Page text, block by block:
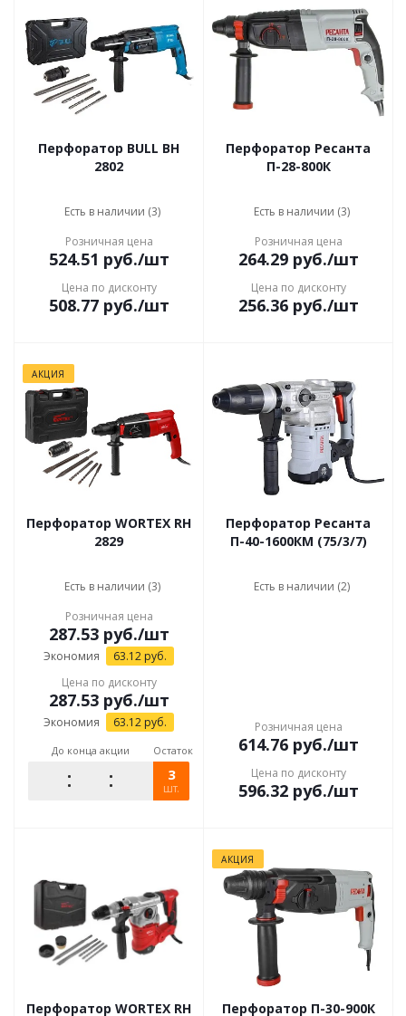
Перфоратор BULL BH
2802
Есть в наличии (3)
Розничная цена
524.51 руб./шт
Цена по дисконту
508.77руб./шт
Перфоратор Ресанта
П-28-800К
Есть в наличии (3)
Розничная цена
264.29руб./шт
Цена по дисконту
256.36руб./шт
АКЦИЯ
Перфоратор WORTEX RH
2829
Есть в наличии (3)
Розничная цена
287.53руб./шт
Экономия 63.12 руб.
Цена по дисконту
287.53руб./шт
Экономия 63.12 руб.
До конца акции Остаток
3
шт.
Перфоратор Ресанта
П-40-1600КМ (75/3/7)
Есть в наличии (2)
Розничная цена
614.76руб./шт
Цена по дисконту
596.32руб./шт
Перфоратор WORTEX RH
АКЦИЯ
Перфоратор П-30-900К